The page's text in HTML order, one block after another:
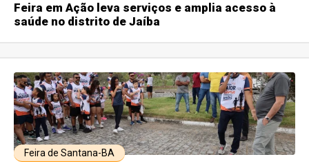
Feira em Ação leva serviços e amplia acesso à
saúde no distrito de Jaíba
Feira de Santana-BA